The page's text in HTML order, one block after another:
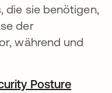
die sie benötigen,
der
während und
Posture